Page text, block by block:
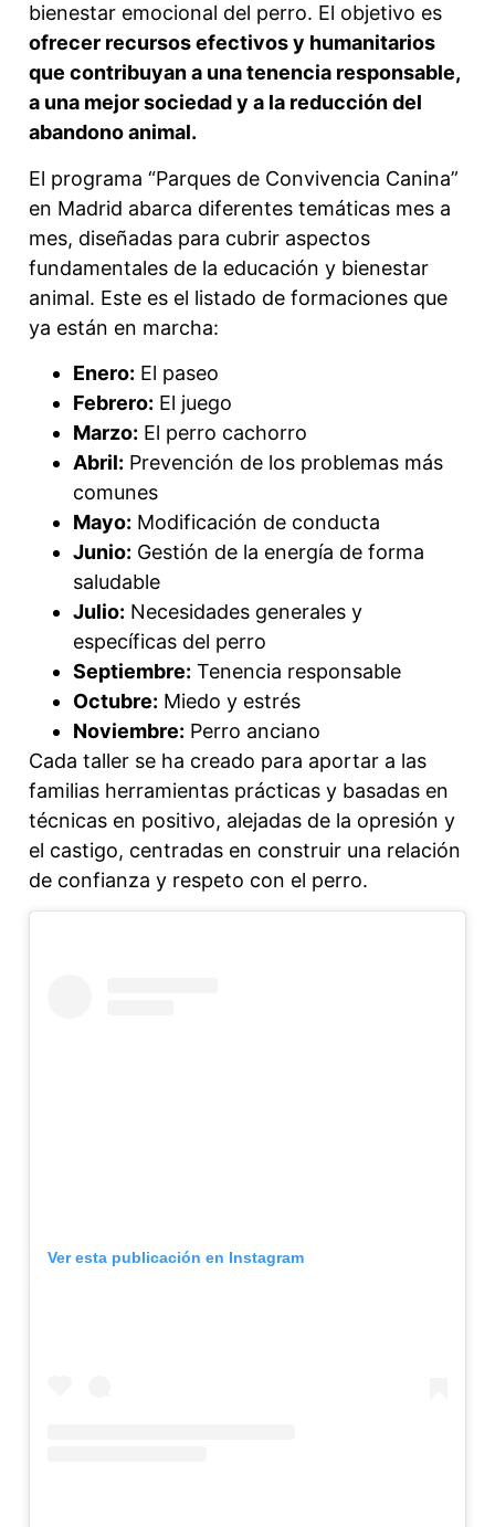
bienestar emocional del perro. El objetivo es
ofrecer recursos efectivos y humanitarios
que contribuyan a una tenencia responsable,
a una mejor sociedad y a la reducción del
abandono animal.
El programa “Parques de Convivencia Canina”
en Madrid abarca diferentes temáticas mes a
mes, diseñadas para cubrir aspectos
fundamentales de la educación y bienestar
animal. Este es el listado de formaciones que
ya están en marcha:
Enero: El paseo
Febrero: El juego
Marzo: El perro cachorro
Abril: Prevención de los problemas más
comunes
Mayo: Modificación de conducta
Junio: Gestión de la energía de forma
saludable
Julio: Necesidades generales y
específicas del perro
Septiembre: Tenencia responsable
Octubre: Miedo y estrés
Noviembre: Perro anciano
Cada taller se ha creado para aportar a las
familias herramientas prácticas y basadas en
técnicas en positivo, alejadas de la opresión y
el castigo, centradas en construir una relación
de confianza y respeto con el perro.
Ver esta publicación en Instagram